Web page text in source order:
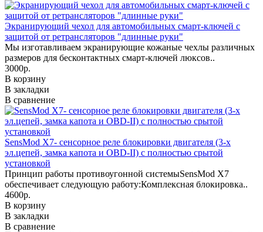
Экранирующий чехол для автомобильных смарт-ключей с
защитой от ретрансляторов "длинные руки"
Мы изготавливаем экранирующие кожаные чехлы различных
размеров для бесконтактных смарт-ключей люксов..
3000р.
В корзину
В закладки
В сравнение
SensMod X7- сенсорное реле блокировки двигателя (3-х
эл.цепей, замка капота и OBD-II) с полностью срытой
установкой
Принцип работы противоугонной системыSensMod X7
обеспечивает следующую работу:Комплексная блокировка..
4600р.
В корзину
В закладки
В сравнение